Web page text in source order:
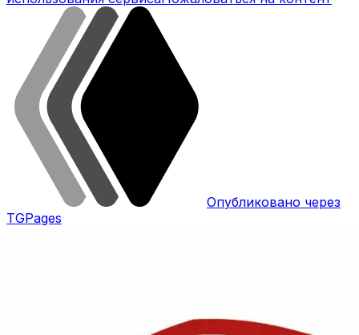
Опубликовано через
TGPages